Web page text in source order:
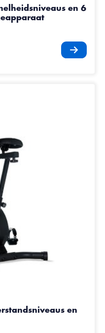
en 6
is van de 5
en